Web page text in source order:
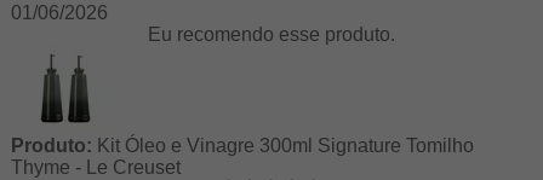
01/06/2026
Eu recomendo esse produto.
Produto: Kit Óleo e Vinagre 300ml Signature Tomilho
Thyme - Le Creuset